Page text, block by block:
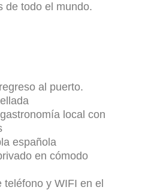
de todo el mundo.
al puerto.
local con
española
en cómodo
teléfono y WIFI en el